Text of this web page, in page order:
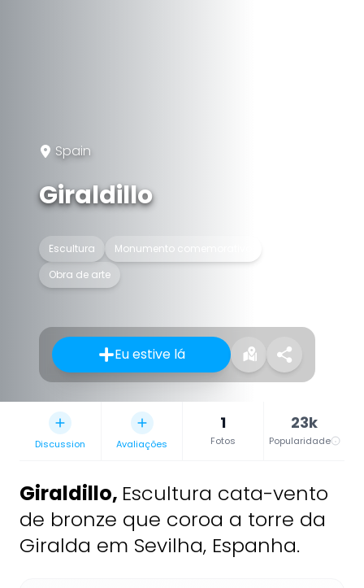
Spain
Giraldillo
Escultura
Monumento comemorativo
Obra de arte
Eu estive lá
Discussion Avaliações
1
Fotos
23k
Popularidade
Giraldillo, Escultura cata-vento
de bronze que coroa a torre da
Giralda em Sevilha, Espanha.